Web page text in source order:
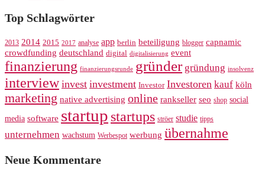
Top Schlagwörter
2013 2014 2015 2017 analyse app berlin beteiligung blogger capnamic
crowdfunding deutschland digital digitalisierung event
finanzierung finanzierungsrunde gründer gründung insolvenz
interview invest investment Investor Investoren kauf köln
marketing native advertising online rankseller seo shop social
media software startup startups ströer studie tipps
unternehmen wachstum Werbespot werbung übernahme
Neue Kommentare